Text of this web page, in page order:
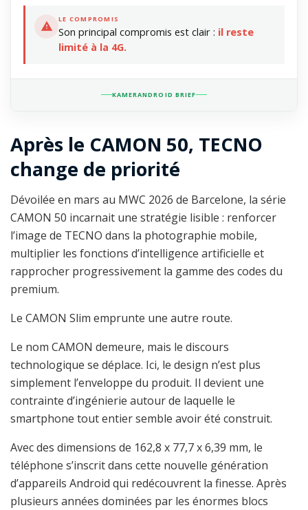
LE COMPROMIS
Son principal compromis est clair : il reste
limité à la 4G.
KAMERANDROID BRIEF
Après le CAMON 50, TECNO
change de priorité
Dévoilée en mars au MWC 2026 de Barcelone, la série
CAMON 50 incarnait une stratégie lisible : renforcer
l’image de TECNO dans la photographie mobile,
multiplier les fonctions d’intelligence artificielle et
rapprocher progressivement la gamme des codes du
premium.
Le CAMON Slim emprunte une autre route.
Le nom CAMON demeure, mais le discours
technologique se déplace. Ici, le design n’est plus
simplement l’enveloppe du produit. Il devient une
contrainte d’ingénierie autour de laquelle le
smartphone tout entier semble avoir été construit.
Avec des dimensions de 162,8 x 77,7 x 6,39 mm, le
téléphone s’inscrit dans cette nouvelle génération
d’appareils Android qui redécouvrent la finesse. Après
plusieurs années dominées par les énormes blocs